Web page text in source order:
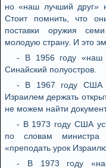
но «наш лучший друг»
Стоит помнить, что
поставки оружия
молодую страну. И это
- В 1956 году «наш
Синайский полуостров.
- В 1967 году США
Израилем держать
не можем найти
- В 1973 году США
по словам министра
«преподать урок
- В 1973 году